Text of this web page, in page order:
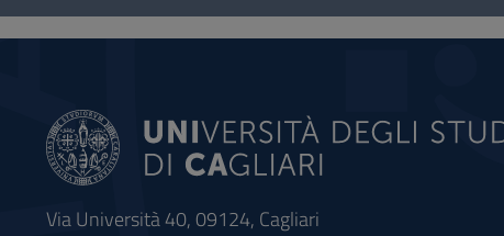
social
Via Università 40, 09124, Cagliari